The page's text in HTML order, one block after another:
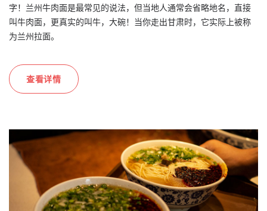
字！兰州牛肉面是最常见的说法，但当地人通常会省略地名，直接
叫牛肉面，更真实的叫牛，大碗！当你走出甘肃时，它实际上被称
为兰州拉面。
查看详情